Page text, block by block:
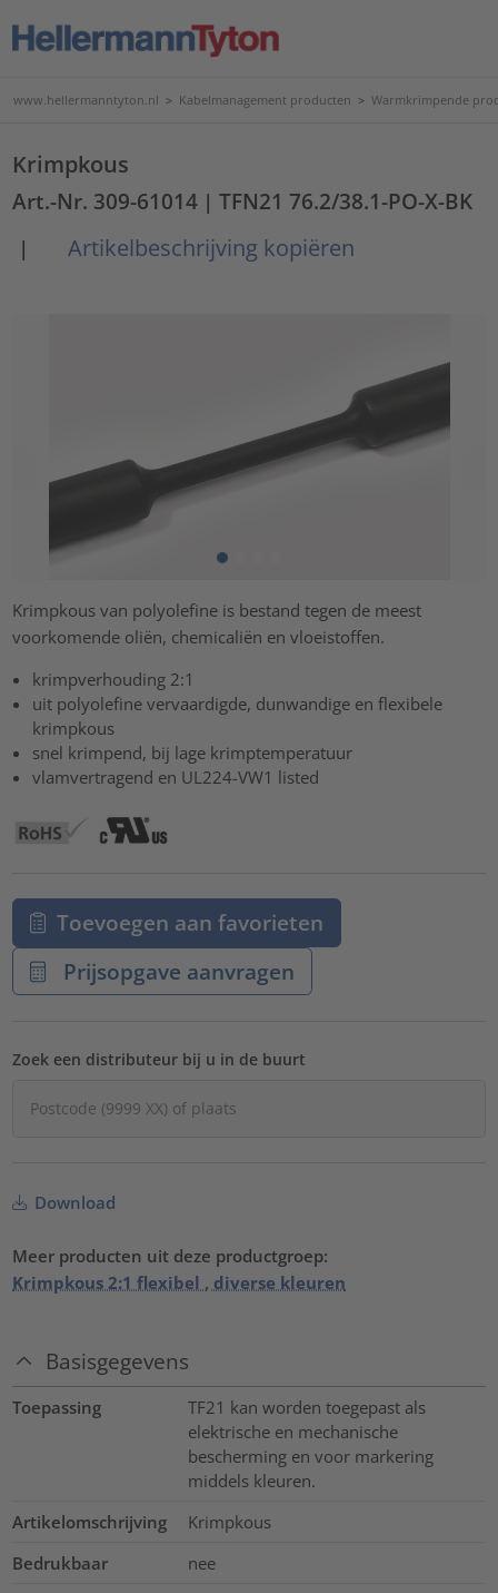
www.hellermanntyton.nl > Kabelmanagement producten > Warmkrimpende
Krimpkous
Art.-Nr. 309-61014 | TFN21 76.2/38.1-PO-X-BK
|
Artikelbeschrijving kopiëren
Krimpkous van polyolefine is bestand tegen de meest
voorkomende oliën, chemicaliën en vloeistoffen.
krimpverhouding 2:1
uit polyolefine vervaardigde, dunwandige en flexibele
krimpkous
snel krimpend, bij lage krimptemperatuur
vlamvertragend en UL224-VW1 listed
Toevoegen aan favorieten
Prijsopgave aanvragen
Zoek een distributeur bij u in de buurt
Download
Meer producten uit deze productgroep:
Krimpkous 2:1 flexibel , diverse kleuren
Basisgegevens
Toepassing
TF21 kan worden toegepast als
elektrische en mechanische
bescherming en voor markering
middels kleuren.
Artikelomschrijving
Krimpkous
Bedrukbaar
nee